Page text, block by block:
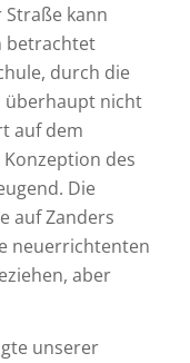
kann
betrachtet
durch die
überhaupt nicht
auf dem
des
Die
auf Zanders
neuerrichtenten
aber
unserer